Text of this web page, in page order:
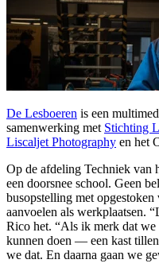
De Lesboeren is een
samenwerking met Stichting
Liscaljet Photography en het
Op de afdeling Techniek van
een doorsnee school. Geen
busopstelling met
aanvoelen als werkplaatsen.
Rico het. “Als ik merk dat we
kunnen doen — een kast
we dat. En daarna gaan we